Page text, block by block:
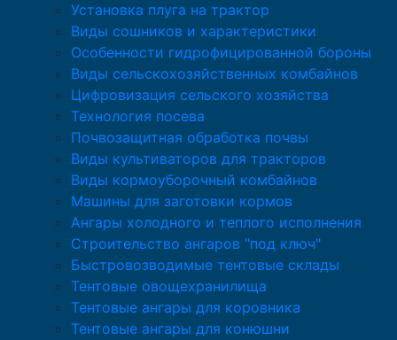
Установка плуга на трактор
Виды сошников и характеристики
Особенности гидрофицированной бороны
Виды сельскохозяйственных комбайнов
Цифровизация сельского хозяйства
Технология посева
Почвозащитная обработка почвы
Виды культиваторов для тракторов
Виды кормоуборочный комбайнов
Машины для заготовки кормов
Ангары холодного и теплого исполнения
Строительство ангаров "под ключ"
Быстровозводимые тентовые склады
Тентовые овощехранилища
Тентовые ангары для коровника
Тентовые ангары для конюшни